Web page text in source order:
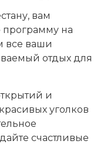
вам
программу на
все ваши
отдых для
и
уголков
счастливые